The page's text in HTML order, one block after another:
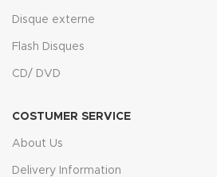
Disque externe
Flash Disques
CD/ DVD
COSTUMER SERVICE
About Us
Delivery Information